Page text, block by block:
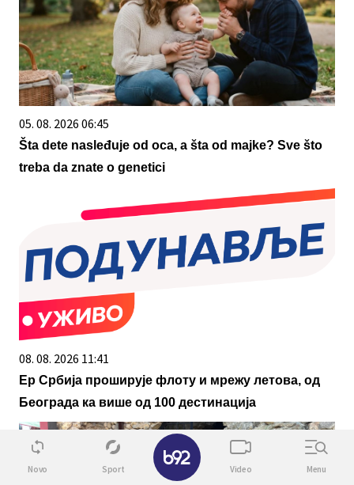
05. 08. 2026 06:45
Šta dete nasleđuje od oca, a šta od majke? Sve što
treba da znate o genetici
08. 08. 2026 11:41
Ер Србија проширује флоту и мрежу летова, од
Београда ка више од 100 дестинација
Novo Sport Video Menu
✕